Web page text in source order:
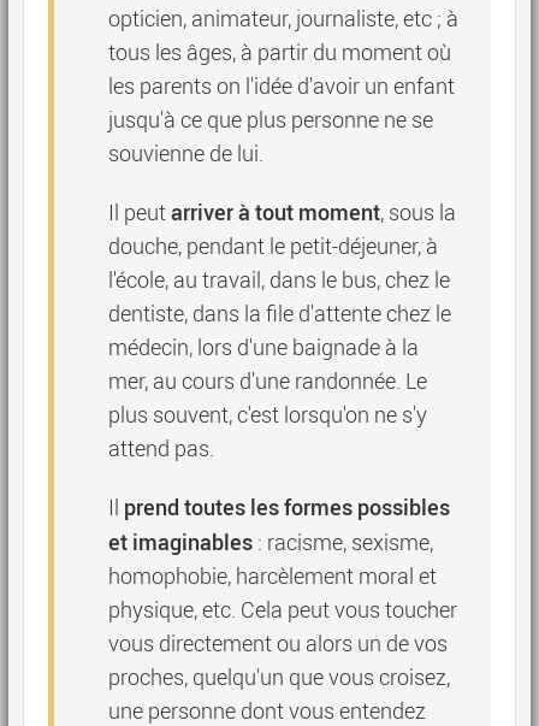
opticien, animateur, journaliste, etc ; à
tous les âges, à partir du moment où
les parents on l'idée d'avoir un enfant
jusqu'à ce que plus personne ne se
souvienne de lui.
Il peutarriver à tout moment, sous la
douche, pendant le petit-déjeuner, à
l'école, au travail, dans le bus, chez le
dentiste, dans la file d'attente chez le
médecin, lors d'une baignade à la
mer, au cours d'une randonnée. Le
plus souvent, c'est lorsqu'on ne s'y
attend pas.
prend toutes les formes possibles
et imaginables: racisme, sexisme,
homophobie, harcèlement moral et
physique, etc. Cela peut vous toucher
vous directement ou alors un de vos
proches, quelqu'un que vous croisez,
une personne dont vous entendez